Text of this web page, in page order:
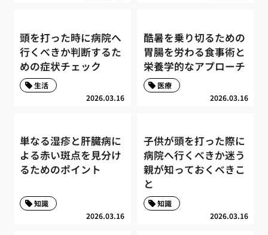
頭を打った時に病院へ
行くべきか判断するた
めの症状チェック
2026.03.16
生活
酷暑を乗り切るための
胃腸を労わる食事術と
栄養学的なアプローチ
2026.03.16
医療
単なる湿疹と肝臓病に
よる赤い斑点を見分け
るためのポイント
2026.03.16
知識
子供が頭を打った際に
病院へ行くべきか迷う
親が知っておくべきこ
と
2026.03.16
知識